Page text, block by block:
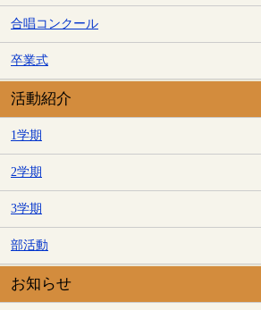
合唱コンクール
卒業式
活動紹介
1学期
2学期
3学期
部活動
お知らせ